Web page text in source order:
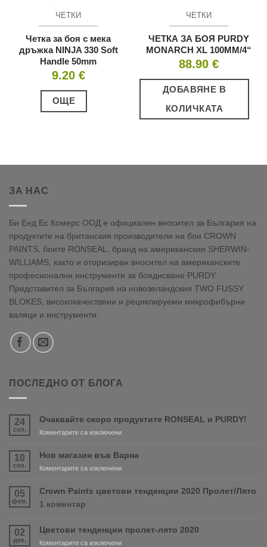
ЧЕТКИ
Четка за боя с мека
дръжка NINJA 330 Soft
Handle 50mm
9.20 €
ОЩЕ
ЧЕТКИ
ЧЕТКА ЗА БОЯ PURDY
MONARCH XL 100MM/4“
88.90 €
ДОБАВЯНЕ В
КОЛИЧКАТА
ЗА НАС
Би Енд Ес Комерс ООД е официален вносител за България на
продуктите на британския производители на бои CROWN
PAINTS, боите RONSEAL, бранд на американския SHERWIN-
WILLIAMS, както и оторизиран вносител на американските
професионални инструменти за боядисване PURDY.
Представител за България на новозеландския TWO FUSSY
BLOKES, висококачествени и рециклируеми микрофибърни
валяци и инструменти.
ПОСЛЕДНО ОТ БЛОГА
24
сеп.
Очаквайте скоро продуктите RONSEAL и PURDY!
Коментарите са изключениза
продуктите
RONSEAL
PURDY!
10
сеп.
Нов магазин във Варна
Коментарите са изключениза
05
фев.
Crown Paints цветови тенденции 2020 Пролет/Лято
1 коментар
цветови
тенденции
02
дек.
Цветови тенденции пролет-лято 2020
Коментарите са изключениза